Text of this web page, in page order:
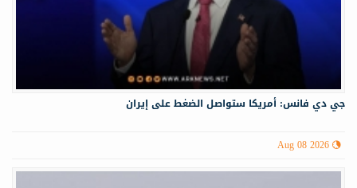
جي دي فانس: أمريكا ستواصل الضغط على إيران
Aug 08 2026